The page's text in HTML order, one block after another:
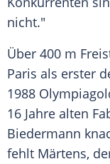
nicht."
Über 400 m
Paris als erster
1988
16 Jahre alten
Biedermann
fehlt Märtens,